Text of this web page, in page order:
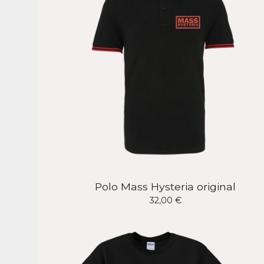
Polo Mass Hysteria original
32,00 €